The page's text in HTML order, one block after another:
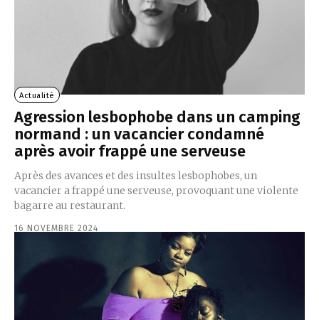
Actualité
Agression lesbophobe dans un camping
normand : un vacancier condamné
après avoir frappé une serveuse
Après des avances et des insultes lesbophobes, un
vacancier a frappé une serveuse, provoquant une violente
bagarre au restaurant.
16 NOVEMBRE 2024